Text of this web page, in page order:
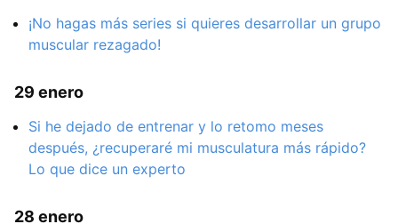
¡No hagas más series si quieres desarrollar un grupo
muscular rezagado!
29 enero
Si he dejado de entrenar y lo retomo meses
después, ¿recuperaré mi musculatura más rápido?
Lo que dice un experto
28 enero